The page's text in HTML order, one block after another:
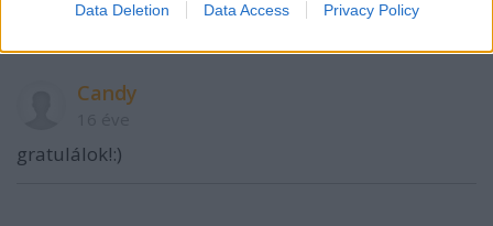
Data Deletion Data Access Privacy Policy
Candy
gratulálok!:)